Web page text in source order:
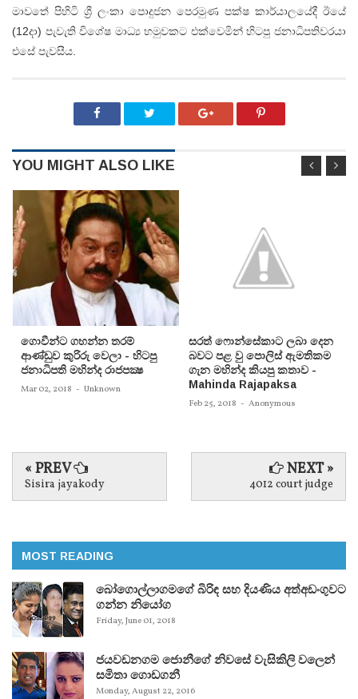
මාවතේ පිහිටි ශ්‍රී ලංකා පොදුජන පෙරමුණ පක්‌ෂ කාර්යාලයේදී ඊයේ
(12දා) පැවැති විශේෂ මාධ්‍ය හමුවකට එක්‌වෙමින් හිටපු ජනාධිපතිවරයා
එසේ පැවසීය.
YOU MIGHT ALSO LIKE
ගොවීන්ට ගහන්න තරම්
ආණ්‌ඩුව කුරිරු වෙලා - හිටපු
ජනාධිපති මහින්ද රාජපක්‍ෂ
Mar 02, 2018 - Unknown
සරත් ෆොන්සේකාට ලබා දෙන
බවට පළ වු පොලිස් ඇමතිකම
ගැන මහින්ද කියපු කතාව -
Mahinda Rajapaksa
Feb 25, 2018 - Anonymous
« PREV
Sisira jayakody
NEXT »
4012 court judge
MOST READING
බෝගොල්ලාගමගේ බිරිඳ සහ දියණිය අත්අඩංගුවට
ගන්න නියෝග
Friday, June 01, 2018
ජයවඩනගම ජොනීගේ නිවසේ වැසිකිලි වලෙන්
සමිතා ගොඩගනී
Monday, August 22, 2016